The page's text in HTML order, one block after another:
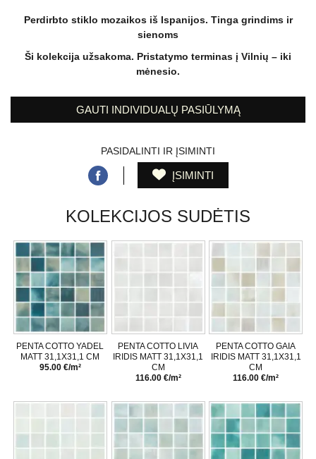
Perdirbto stiklo mozaikos iš Ispanijos. Tinga grindims ir
sienoms
Ši kolekcija užsakoma. Pristatymo terminas į Vilnių – iki
mėnesio.
GAUTI INDIVIDUALŲ PASIŪLYMĄ
PASIDALINTI IR ĮSIMINTI
ĮSIMINTI
KOLEKCIJOS SUDĖTIS
PENTA COTTO YADEL
MATT 31,1X31,1 CM
95.00 €/m²
PENTA COTTO LIVIA
IRIDIS MATT 31,1X31,1
CM
116.00 €/m²
PENTA COTTO GAIA
IRIDIS MATT 31,1X31,1
CM
116.00 €/m²